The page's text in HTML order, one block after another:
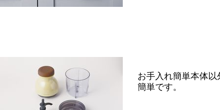
お手入れ簡単本体
簡単です。